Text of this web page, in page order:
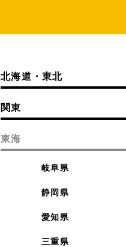
北海道・東北
関東
東海
岐阜県
静岡県
愛知県
三重県